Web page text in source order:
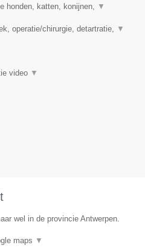
honden, katten, konijnen, ▼
operatie/chirurgie, detartratie, ▼
video ▼
wel in de provincie Antwerpen.
maps ▼